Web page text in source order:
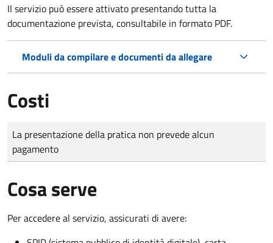
Il servizio può essere attivato presentando tutta la
documentazione prevista, consultabile in formato PDF.
Moduli da compilare e documenti da allegare
Costi
Tipo di pagamento
Importo
La presentazione della pratica non prevede alcun
pagamento
Cosa serve
Per accedere al servizio, assicurati di avere: